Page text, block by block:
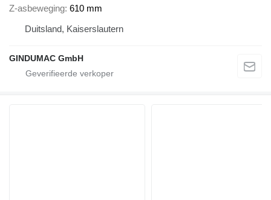
Z-asbeweging 610 mm
Duitsland, Kaiserslautern
GINDUMAC GmbH